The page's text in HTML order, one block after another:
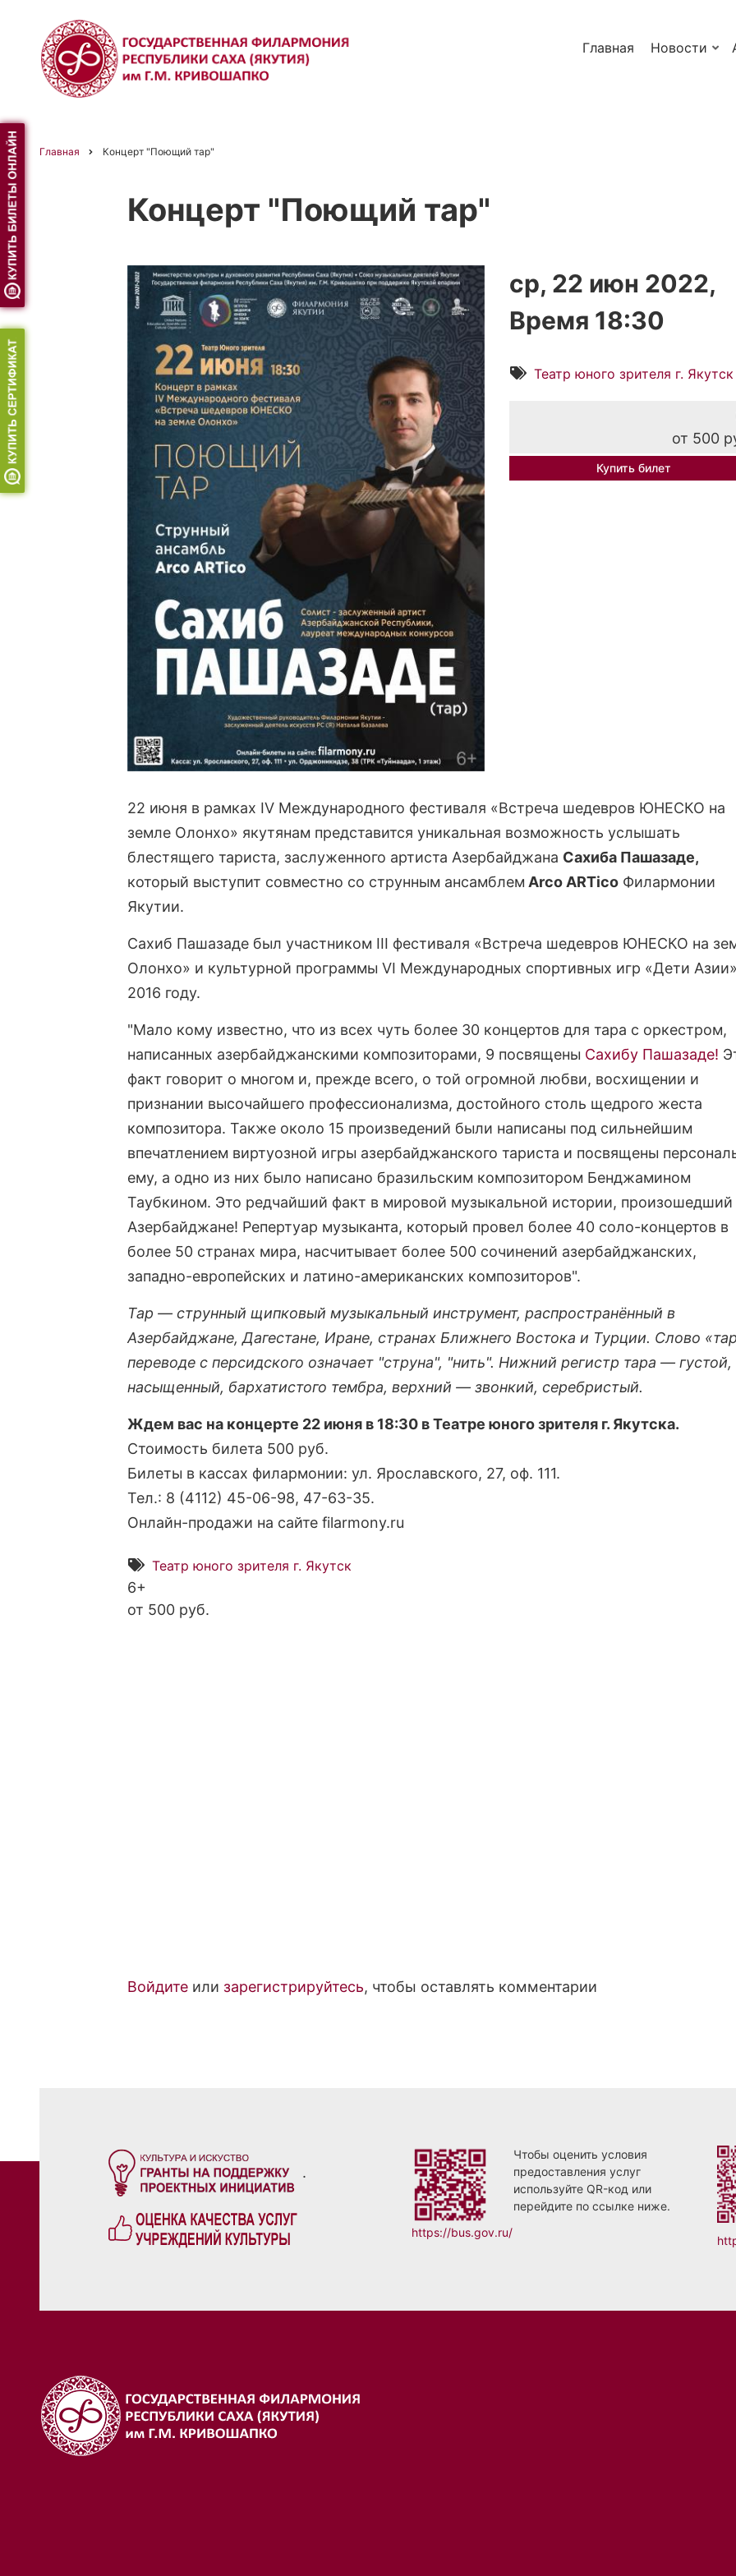
основному
содержанию
Главная Новости
навигации
Главная Концерт "Поющий тар"
Концерт "Поющий тар"
ср, 22 июн 2022,
Время 18:30
Театр юного зрителя г. Якутск
от 500
Купить билет
22 июня в рамках IV Международного фестиваля «Встреча шедевров ЮНЕСКО на
земле Олонхо» якутянам представится уникальная возможность услышать
блестящего тариста, заслуженного артиста Азербайджана Сахиба Пашазаде,
который выступит совместно со струнным ансамблем Arco ARTicoФилармонии
Якутии.
Сахиб Пашазаде был участником III фестиваля «Встреча шедевров ЮНЕСКО на
Олонхо» и культурной программы VI Международных спортивных игр «Дети
2016 году.
"Мало кому известно, что из всех чуть более 30 концертов для тара с оркестром,
написанных азербайджанскими композиторами, 9 посвящены Сахибу Пашазаде!
факт говорит о многом и, прежде всего, о той огромной любви, восхищении и
признании высочайшего профессионализма, достойного столь щедрого жеста
композитора. Также около 15 произведений были написаны под сильнейшим
впечатлением виртуозной игры азербайджанского тариста и посвящены
ему, а одно из них было написано бразильским композитором Бенджамином
Таубкином. Это редчайший факт в мировой музыкальной истории, произошедший
Азербайджане! Репертуар музыканта, который провел более 40 соло-концертов в
более 50 странах мира, насчитывает более 500 сочинений азербайджанских,
западно-европейских и латино-американских композиторов".
Тар — струнный щипковый музыкальный инструмент, распространённый в
Азербайджане, Дагестане, Иране, странах Ближнего Востока и Турции. Слово
переводе с персидского означает "струна", "нить". Нижний регистр тара — густой,
насыщенный, бархатистого тембра, верхний — звонкий, серебристый.
Ждем вас на концерте 22 июня в 18:30 в Театре юного зрителя г. Якутска.
Стоимость билета 500 руб.
Билеты в кассах филармонии: ул. Ярославского, 27, оф. 111.
Тел.: 8 (4112) 45-06-98, 47-63-35.
Онлайн-продажи на сайте filarmony.ru
Театр юного зрителя г. Якутск
6+
от 500 руб.
Войдитеили зарегистрируйтесь, чтобы оставлять комментарии
.
Чтобы оценить условия
предоставления услуг
используйте QR-код или
перейдите по ссылке ниже.
https://bus.gov.ru/